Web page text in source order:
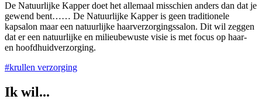
De Natuurlijke Kapper doet het allemaal misschien anders dan dat je
gewend bent…… De Natuurlijke Kapper is geen traditionele
kapsalon maar een natuurlijke haarverzorgingssalon. Dit wil zeggen
dat er een natuurlijke en milieubewuste visie is met focus op haar-
en hoofdhuidverzorging.
#krullen verzorging
Ik wil...